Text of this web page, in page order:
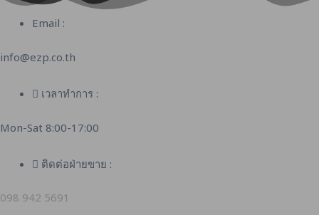
Email :
info@ezp.co.th
เวลาทำการ :
Mon-Sat 8:00-17:00
ติดต่อฝ่ายขาย :
098 942 5691